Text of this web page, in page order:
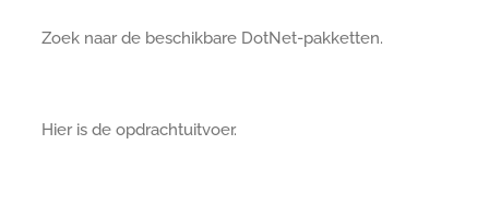
Zoek naar de beschikbare DotNet-pakketten.
Hier is de opdrachtuitvoer.